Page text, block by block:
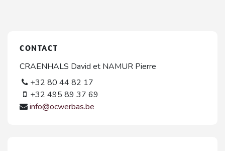
CONTACT
CRAENHALS David et NAMUR Pierre
+32 80 44 82 17
+32 495 89 37 69
info@ocwerbas.be